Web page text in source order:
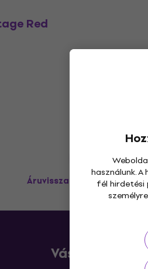
használunk.
fél hirdetési
Red
Áruvisszaküldés 30 napig
Vásárlás